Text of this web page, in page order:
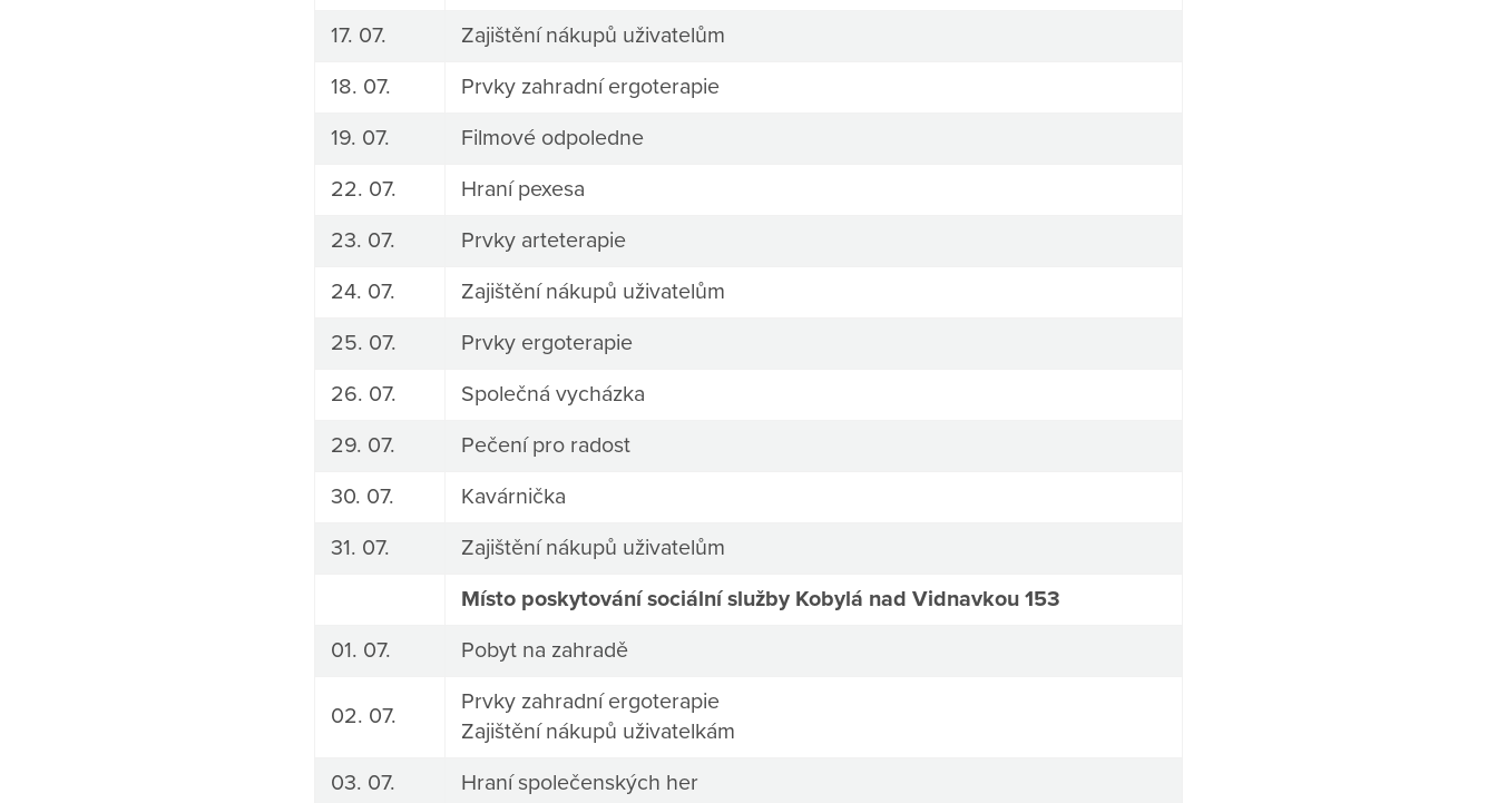
17. 07.
Zajištění nákupů uživatelům
18. 07.
Prvky zahradní ergoterapie
19. 07.
Filmové odpoledne
22. 07.
Hraní pexesa
23. 07.
Prvky arteterapie
24. 07.
Zajištění nákupů uživatelům
25. 07.
Prvky ergoterapie
26. 07.
Společná vycházka
29. 07.
Pečení pro radost
30. 07.
Kavárnička
31. 07.
Zajištění nákupů uživatelům
Místo poskytování sociální služby Kobylá nad Vidnavkou 153
01. 07.
Pobyt na zahradě
02. 07.
Prvky zahradní ergoterapie
Zajištění nákupů uživatelkám
03. 07.
Hraní společenských her